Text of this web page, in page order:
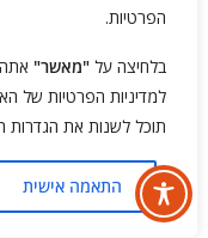
הפרטיות.
בלחיצה על "מאשר"
למדיניות הפרטיות של
תוכל לשנות את הגדרות
התאמה אישית
eSIM לבריטניה
בלי להחליף